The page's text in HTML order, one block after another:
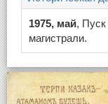
1975, май, Пуск
магистрали.